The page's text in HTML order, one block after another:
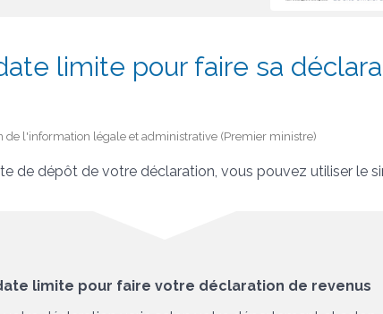
limite pour faire sa
de l'information légale et administrative (Premier ministre)
de dépôt de votre déclaration, vous pouvez utiliser le
limite pour faire votre déclaration de revenus